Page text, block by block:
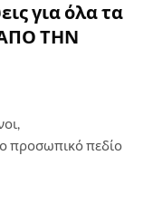
για όλα τα
ΤΗΝ
προσωπικό πεδίο